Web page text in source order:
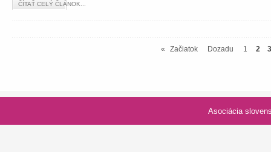
ČÍTAŤ CELÝ ČLÁNOK...
« Začiatok Dozadu 1 2 3
Asociácia slovenských